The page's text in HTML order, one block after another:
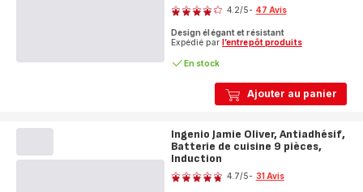
Ajouter au panier
4.2/5- 47 Avis
Design élégant et résistant
Expédié par l’entrepôt produits
En stock
Ingenio Jamie Oliver, Antiadhésif,
Batterie de cuisine 9 pièces,
Induction
Note
4.7/5- 31 Avis